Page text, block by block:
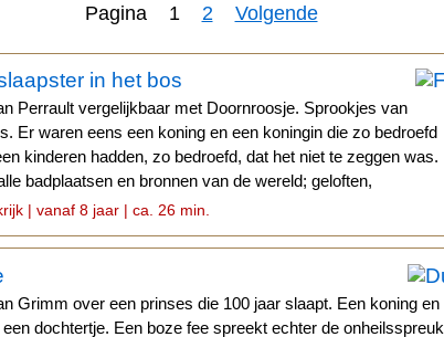
Pagina 1 2 Volgende
in het bos
Perrault vergelijkbaar met Doornroosje. Sprookjes van
Er waren eens een koning en een koningin die zo bedroefd
kinderen hadden, zo bedroefd, dat het niet te zeggen was.
badplaatsen en bronnen van de wereld; geloften,
| vanaf 8 jaar | ca. 26 min.
Grimm over een prinses die 100 jaar slaapt. Een koning en
dochtertje. Een boze fee spreekt echter de onheilsspreuk